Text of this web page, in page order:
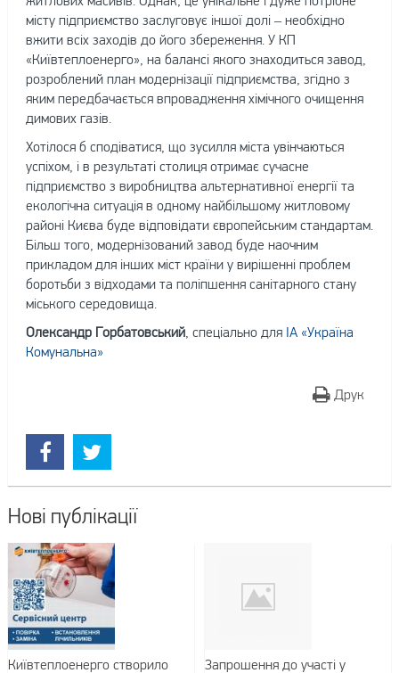
місту підприємство заслуговує іншої долі – необхідно
вжити всіх заходів до його збереження. У КП
«Київтеплоенерго», на балансі якого знаходиться завод,
розроблений план модернізації підприємства, згідно з
яким передбачається впровадження хімічного очищення
димових газів.
Хотілося б сподіватися, що зусилля міста увінчаються
успіхом, і в результаті столиця отримає сучасне
підприємство з виробництва альтернативної енергії та
екологічна ситуація в одному найбільшому житловому
районі Києва буде відповідати європейським стандартам.
Більш того, модернізований завод буде наочним
прикладом для інших міст країни у вирішенні проблем
боротьби з відходами та поліпшення санітарного стану
міського середовища.
Олександр Горбатовський, спеціально для ІА «Україна
Комунальна»
Друк
Нові публікації
Київтеплоенерго створило
Запрошення до участі у